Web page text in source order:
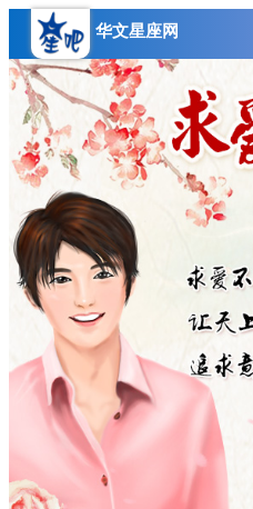
华文星座网